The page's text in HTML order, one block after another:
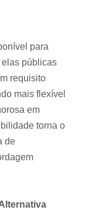
para
elas públicas
requisito
mais flexível
em
torna o
de